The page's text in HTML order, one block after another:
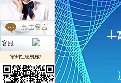
点击留言
客服
常州红忠机械厂